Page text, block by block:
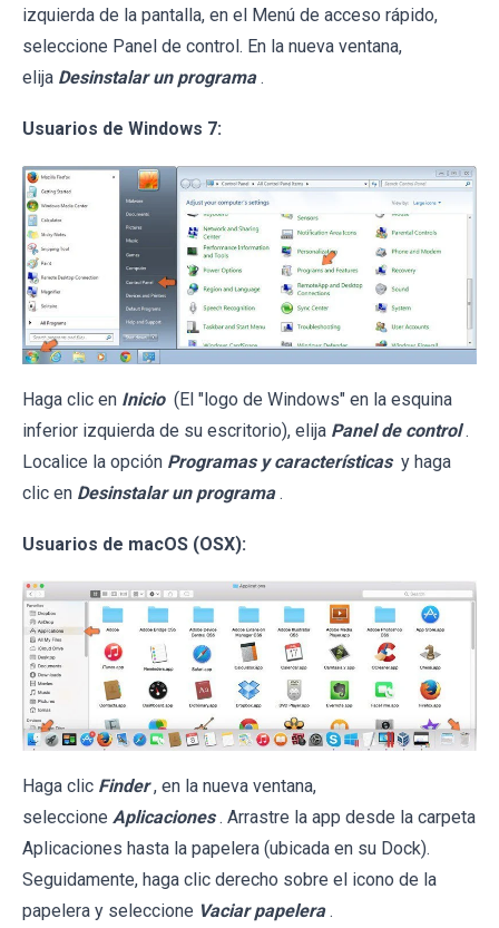
izquierda de la pantalla, en el Menú de acceso rápido,
seleccione Panel de control. En la nueva ventana,
elija Desinstalar un programa .
Usuarios de Windows 7:
Haga clic en Inicio (El "logo de Windows" en la esquina
inferior izquierda de su escritorio), elija Panel de control .
Localice la opción Programas y características y haga
clic en Desinstalar un programa .
Usuarios de macOS (OSX):
Haga clic Finder , en la nueva ventana,
seleccione Aplicaciones . Arrastre la app desde la carpeta
Aplicaciones hasta la papelera (ubicada en su Dock).
Seguidamente, haga clic derecho sobre el icono de la
papelera y seleccione Vaciar papelera .